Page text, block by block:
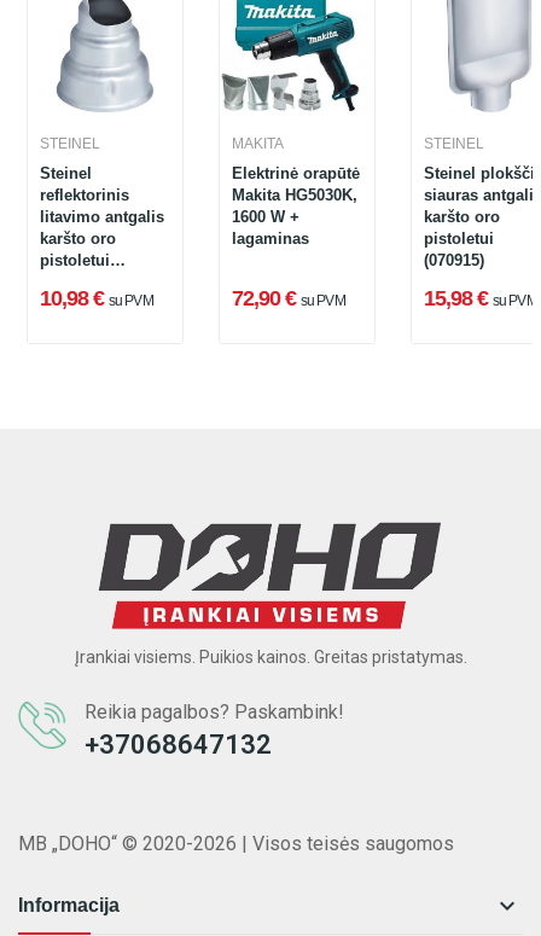
STEINEL
Steinel
reflektorinis
litavimo antgalis
karšto oro
pistoletui
10,98 € su PVM
MAKITA
Elektrinė orapūtė
Makita HG5030K,
1600 W +
lagaminas
72,90 € su PVM
STEINEL
Steinel
siauras antgalis
karšto oro
pistoletui
(070915)
15,98 € su PVM
Įrankiai visiems. Puikios kainos. Greitas pristatymas.
Reikia pagalbos? Paskambink!
+37068647132
MB „DOHO“ © 2020-2026 | Visos teisės saugomos
Informacija 